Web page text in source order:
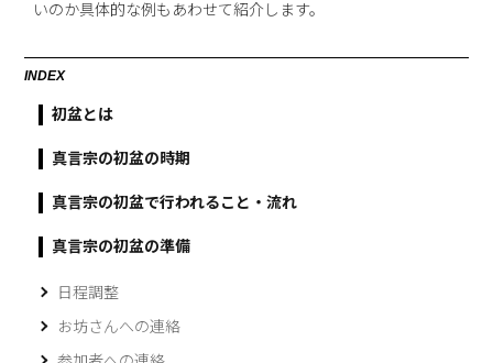
いのか具体的な例もあわせて紹介します。
INDEX
初盆とは
真言宗の初盆の時期
真言宗の初盆で行われること・流れ
真言宗の初盆の準備
日程調整
お坊さんへの連絡